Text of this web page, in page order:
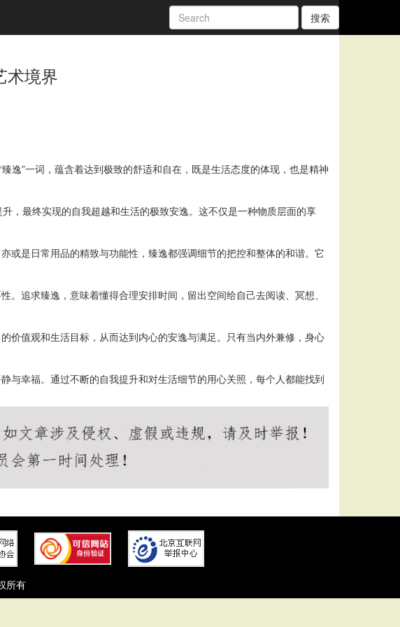
搜索
术境界
逸”一词，蕴含着达到极致的舒适和自在，既是生活态度的体现，也是精神
，最终实现的自我超越和生活的极致安逸。这不仅是一种物质层面的享
或是日常用品的精致与功能性，臻逸都强调细节的把控和整体的和谐。它
追求臻逸，意味着懂得合理安排时间，留出空间给自己去阅读、冥想、
价值观和生活目标，从而达到内心的安逸与满足。只有当内外兼修，身心
与幸福。通过不断的自我提升和对生活细节的用心关照，每个人都能找到
所有